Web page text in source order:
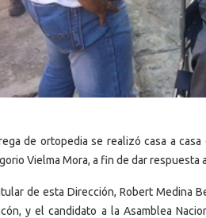
de ortopedia se realizó casa a
Vielma Mora, a fin de dar
de esta Dirección, Robert Medina
y el candidato a la Asamblea